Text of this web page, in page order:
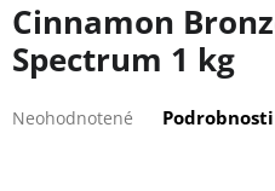
Cinnamon
Spectrum 1 kg
hodnotenie
Neohodnotené